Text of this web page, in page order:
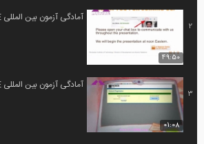
2
49:50
آمادگی آزمون بین المللی FE و PE قسمت...
3
01:08
آمادگی آزمون بین المللی FE و PE قسمت...